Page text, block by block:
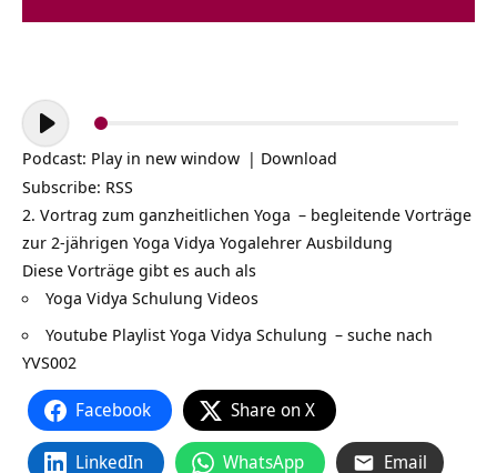
Audio-
Player
Podcast: Play in new window | Download
Subscribe: RSS
2. Vortrag zum ganzheitlichen Yoga – begleitende Vorträge
zur 2-jährigen Yoga Vidya Yogalehrer Ausbildung
Diese Vorträge gibt es auch als
Yoga Vidya Schulung Videos
Youtube Playlist Yoga Vidya Schulung – suche nach
YVS002
Facebook Share on X
LinkedIn WhatsApp Email